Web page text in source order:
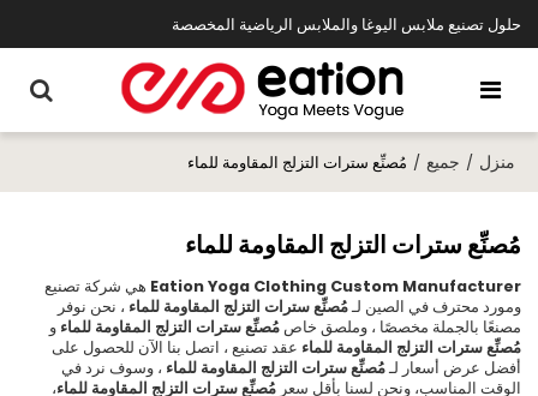
حلول تصنيع ملابس اليوغا والملابس الرياضية المخصصة
منزل / جميع / مُصنِّع سترات التزلج المقاومة للماء
مُصنِّع سترات التزلج المقاومة للماء
Eation Yoga Clothing Custom Manufacturer هي شركة تصنيع
ومورد محترف في الصين لـمُصنِّع سترات التزلج المقاومة للماء ، نحن نوفر
مصنعًا بالجملة مخصصًا ، وملصق خاصمُصنِّع سترات التزلج المقاومة للماء و
مُصنِّع سترات التزلج المقاومة للماء عقد تصنيع ، اتصل بنا الآن للحصول على
أفضل عرض أسعار لـمُصنِّع سترات التزلج المقاومة للماء ، وسوف نرد في
الوقت المناسب، ونحن لسنا بأقل سعرمُصنِّع سترات التزلج المقاومة للماء،